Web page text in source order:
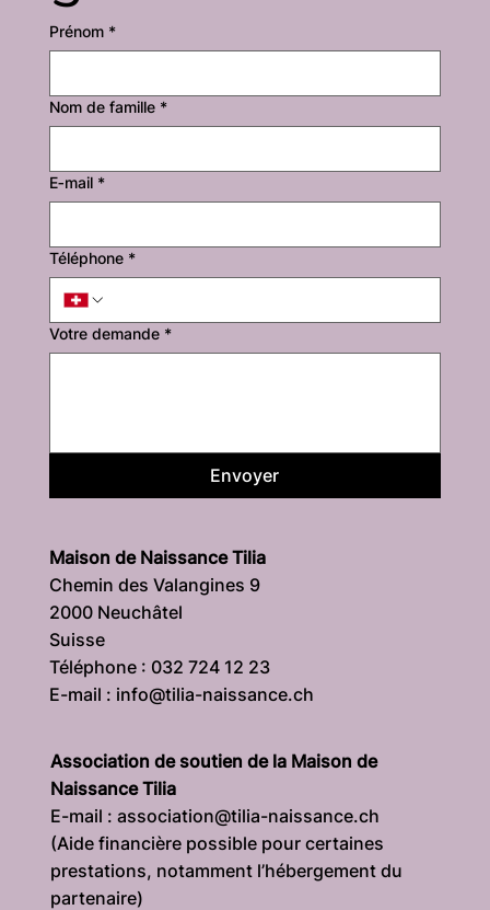
Prénom *
Nom de famille *
E‑mail *
Téléphone *
Votre demande *
Envoyer
Maison de Naissance Tilia
Chemin des Valangines 9
2000 Neuchâtel
Suisse
Téléphone : 032 724 12 23
E-mail : info@tilia-naissance.ch
Association de soutien de la Maison de
Naissance Tilia
E-mail : association@tilia-naissance.ch
(Aide financière possible pour certaines
prestations, notamment l’hébergement du
partenaire)